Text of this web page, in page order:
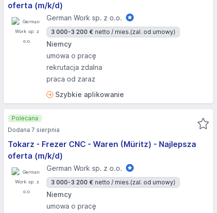
oferta (m/k/d)
German Work sp. z o.o.
3 000-3 200 € netto / mies.(zal. od umowy)
Niemcy
umowa o pracę
rekrutacja zdalna
praca od zaraz
Szybkie aplikowanie
Tokarz - Frezer CNC - Waren (Müritz) - Najlepsza
oferta (m/k/d)
German Work sp. z o.o.
3 000-3 200 € netto / mies.(zal. od umowy)
Niemcy
umowa o pracę
Polecana
Dodana 7 sierpnia